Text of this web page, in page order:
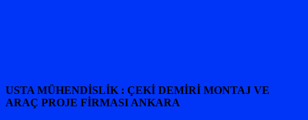
USTA MÜHENDİSLİK : ÇEKİ DEMİRİ MONTAJ VE
ARAÇ PROJE FİRMASI ANKARA